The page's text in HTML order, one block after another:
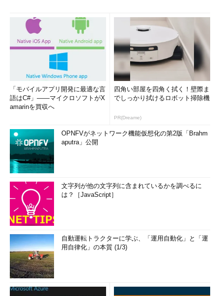
「モバイルアプリ開発に最適な言
語はC#」――マイクロソフトがX
amarinを買収へ
四角い部屋を四角く拭く！壁際ま
でしっかり拭けるロボット掃除機
PR(Dreame)
OPNFVがネットワーク機能仮想化の第2版「Brahm
aputra」公開
文字列が他の文字列に含まれているかを調べるに
は？［JavaScript］
自動運転トラクターに学ぶ、「運用自動化」と「運
用自律化」の本質 (1/3)